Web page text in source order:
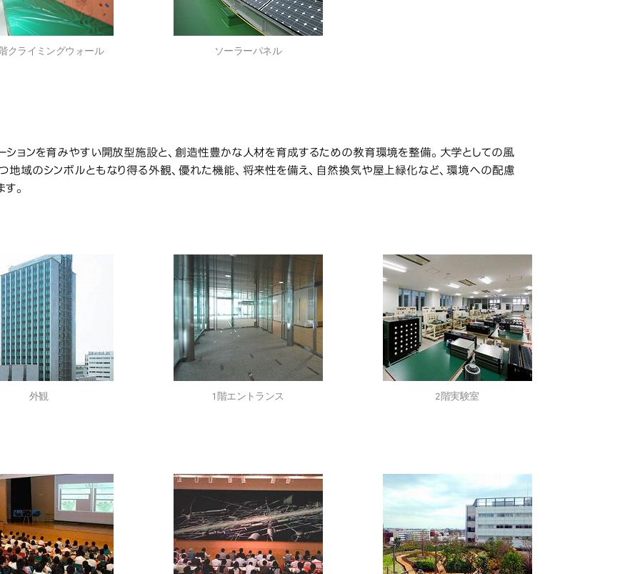
クライミングウォール ソーラーパネル
ションを育みやすい開放型施設と、創造性豊かな人材を育成するための教育環境を整備。大学としての風
地域のシンボルともなり得る外観、優れた機能、将来性を備え、自然換気や屋上緑化など、環境への配慮
。
外観 1階エントランス 2階実験室